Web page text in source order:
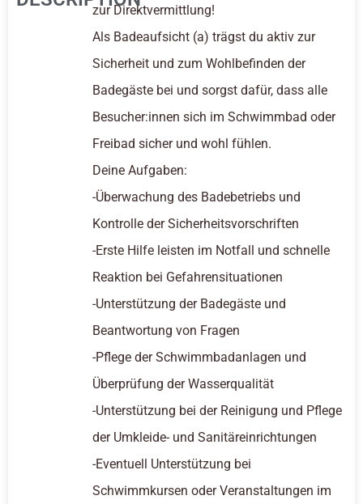
zur Direktvermittlung!
Als Badeaufsicht (a) trägst du aktiv zur
Sicherheit und zum Wohlbefinden der
Badegäste bei und sorgst dafür, dass alle
Besucher:innen sich im Schwimmbad oder
Freibad sicher und wohl fühlen.
Deine Aufgaben:
-Überwachung des Badebetriebs und
Kontrolle der Sicherheitsvorschriften
-Erste Hilfe leisten im Notfall und schnelle
Reaktion bei Gefahrensituationen
-Unterstützung der Badegäste und
Beantwortung von Fragen
-Pflege der Schwimmbadanlagen und
Überprüfung der Wasserqualität
-Unterstützung bei der Reinigung und Pflege
der Umkleide- und Sanitäreinrichtungen
-Eventuell Unterstützung bei
Schwimmkursen oder Veranstaltungen im